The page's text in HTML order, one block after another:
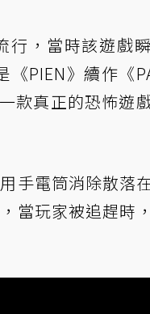
行，當時該遊戲
PIEN》續作《
款真正的恐怖遊
手電筒消除散落
當玩家被追趕時